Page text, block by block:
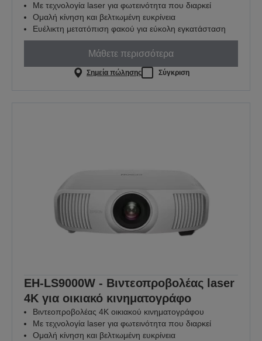
Με τεχνολογία laser για φωτεινότητα που διαρκεί
Ομαλή κίνηση και βελτιωμένη ευκρίνεια
Ευέλικτη μετατόπιση φακού για εύκολη εγκατάσταση
Μάθετε περισσότερα
Σημεία πώλησης Σύγκριση
EH-LS9000W - Βιντεοπροβολέας laser
4K για οικιακό κινηματογράφο
Βιντεοπροβολέας 4K οικιακού κινηματογράφου
Με τεχνολογία laser για φωτεινότητα που διαρκεί
Ομαλή κίνηση και βελτιωμένη ευκρίνεια